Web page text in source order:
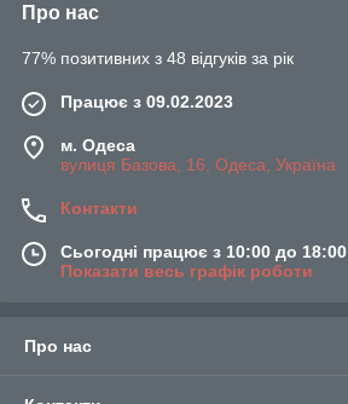
Про нас
77% позитивних з 48 відгуків за рік
Працює з 09.02.2023
м. Одеса
вулиця Базова, 16, Одеса, Україна
Контакти
Сьогодні працює з 10:00 до 18:00
Показати весь графік роботи
Про нас